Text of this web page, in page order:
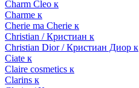
Charm Cleo к
Charme к
Cherie ma Cherie к
Christian / Кристиан к
Christian Dior / Кристиан Диор к
Ciate к
Claire cosmetics к
Clarins к